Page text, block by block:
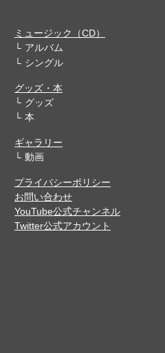
ミュージック（CD）
アルバム
シングル
グッズ・本
グッズ
本
ギャラリー
動画
プライバシーポリシー
お問い合わせ
YouTube公式チャンネル
Twitter公式アカウント